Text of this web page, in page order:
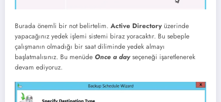
Burada önemli bir not belirtelim. Active Directory üzerinde
yapacağınız yedek işlemi sistemi biraz yoracaktır. Bu sebeple
çalışmanın olmadığı bir saat diliminde yedek almayı
başlatmalısınız. Bu menüde Once a dayseçeneği işaretlenerek
devam ediyoruz.